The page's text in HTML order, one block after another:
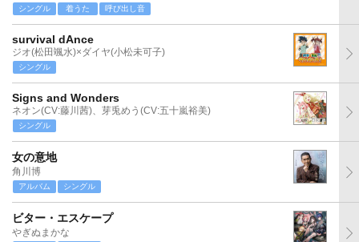
シングル
着うた 呼び出し音
survival dAnce
ジオ(松田颯水)×ダイヤ(小松未可子)
シングル
Signs and Wonders
ネオン(CV:藤川茜)、芽兎めう(CV:五十嵐裕美)
シングル
女の意地
角川博
アルバム シングル
ビター・エスケープ
やぎぬまかな